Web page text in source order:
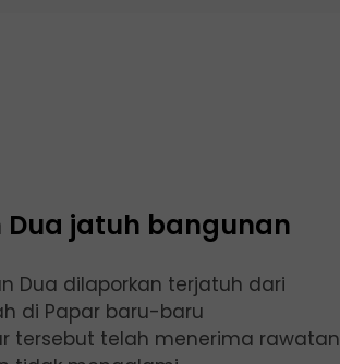
Dua jatuh bangunan
Dua dilaporkan terjatuh dari
di Papar baru-baru
tersebut telah menerima rawatan